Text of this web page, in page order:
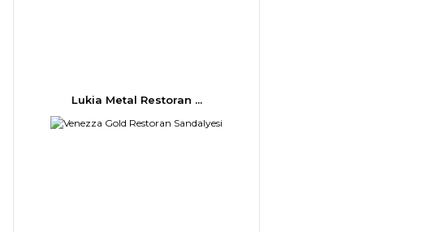
Lukia Metal Restoran ...